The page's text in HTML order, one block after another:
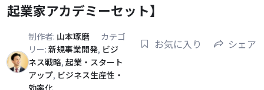
起業家アカデミーセット】
制作者: 山本琢磨
カテゴ
リー: 新規事業開発, ビジ
ネス戦略, 起業・スタート
アップ, ビジネス生産性・
効率化
お気に入り シェア